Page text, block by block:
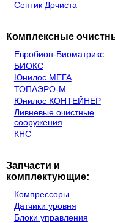
Септик Дочиста
Комплексные
Евробион-Биоматрикс
БИОКС
Юнилос МЕГА
ТОПАЭРО-М
Юнилос КОНТЕЙНЕР
Ливневые очистные
сооружения
КНС
Запчасти и
комплектующие:
Компрессоры
Датчики уровня
Блоки управления